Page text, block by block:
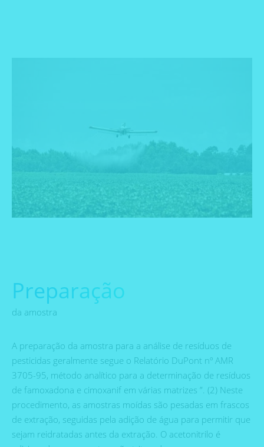
Preparação
da amostra
A preparação da amostra para a análise de resíduos de
pesticidas geralmente segue o Relatório DuPont nº AMR
3705-95, método analítico para a determinação de resíduos
de famoxadona e cimoxanif em várias matrizes ”. (2) Neste
procedimento, as amostras moídas são pesadas em frascos
de extração, seguidas pela adição de água para permitir que
sejam reidratadas antes da extração. O acetonitrilo é